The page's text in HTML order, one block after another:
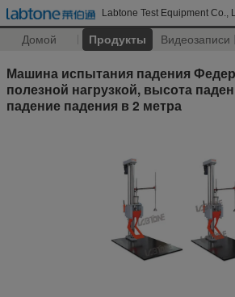
Labtone Test Equipment Co.,
Домой Продукты Видеозаписи
Машина испытания падения
полезной нагрузкой, высота
падение падения в 2 метра